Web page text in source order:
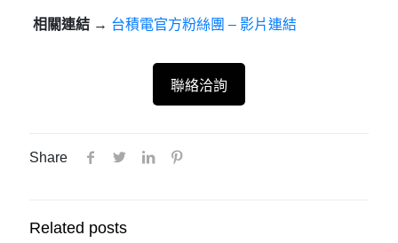
相關連結→ 台積電官方粉絲團 – 影片連結
聯絡洽詢
Share
Related posts